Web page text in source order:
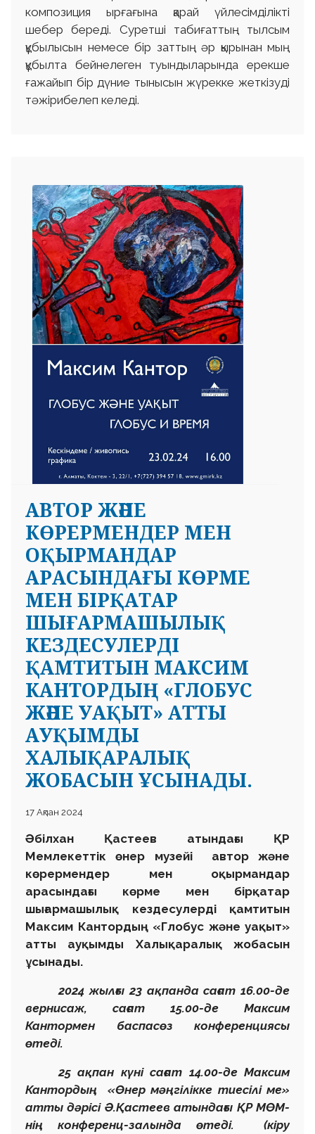
композиция ырғағына қарай үйлесімділікті
шебер береді. Суретші табиғаттың тылсым
құбылысын немесе бір заттың әр қырынан мың
құбылта бейнелеген туындыларында ерекше
ғажайып бір дүние тынысын жүрекке жеткізуді
тәжірибелеп келеді.
АВТОР ЖӘНЕ
КӨРЕРМЕНДЕР МЕН
ОҚЫРМАНДАР
АРАСЫНДАҒЫ КӨРМЕ
МЕН БІРҚАТАР
ШЫҒАРМАШЫЛЫҚ
КЕЗДЕСУЛЕРДІ
ҚАМТИТЫН МАКСИМ
КАНТОРДЫҢ «ГЛОБУС
ЖӘНЕ УАҚЫТ» АТТЫ
АУҚЫМДЫ
ХАЛЫҚАРАЛЫҚ
ЖОБАСЫН ҰСЫНАДЫ.
17 Ақпан 2024
Әбілхан Қастеев атындағы ҚР
Мемлекеттік өнер музейі автор және
көрермендер мен оқырмандар
арасындағы көрме мен бірқатар
шығармашылық кездесулерді қамтитын
Максим Кантордың «Глобус және уақыт»
атты ауқымды Халықаралық жобасын
ұсынады.
2024 жылғы 23 ақпанда сағат 16.00-де
вернисаж, сағат 15.00-де Максим
Кантормен баспасөз конференциясы
өтеді.
25 ақпан күні сағат 14.00-де Максим
Кантордың «Өнер мәңгілікке тиесілі ме»
атты дәрісі Ә.Қастеев атындағы ҚР МӨМ-
нің конференц-залында өтеді. (кіру